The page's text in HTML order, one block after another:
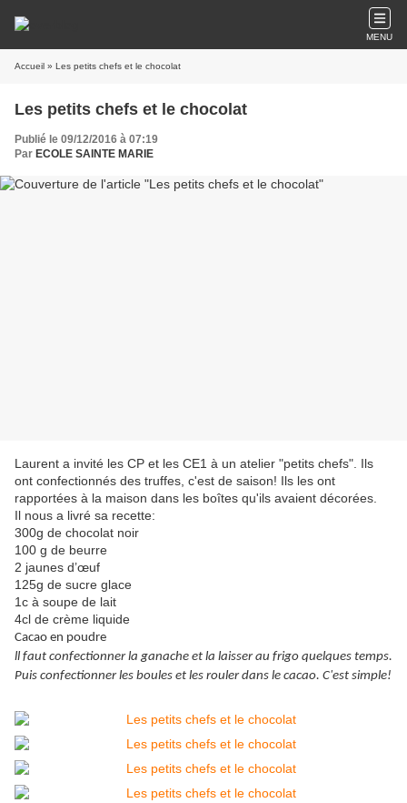
MENU
Accueil » Les petits chefs et le chocolat
Les petits chefs et le chocolat
Publié le 09/12/2016 à 07:19
Par ECOLE SAINTE MARIE
Laurent a invité les CP et les CE1 à un atelier "petits chefs". Ils
ont confectionnés des truffes, c'est de saison! Ils les ont
rapportées à la maison dans les boîtes qu'ils avaient décorées.
Il nous a livré sa recette:
300g de chocolat noir
100 g de beurre
2 jaunes d’œuf
125g de sucre glace
1c à soupe de lait
4cl de crème liquide
Cacao en poudre
ll faut confectionner la ganache et la laisser au frigo quelques temps.
Puis confectionner les boules et les rouler dans le cacao. C'est simple!